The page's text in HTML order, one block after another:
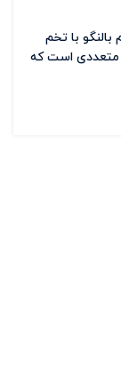
با تخم
متعددی است که